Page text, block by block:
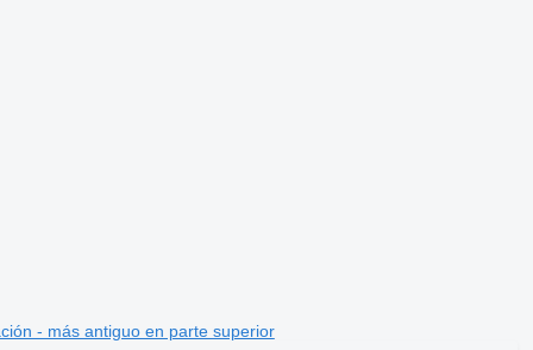
- más antiguo en parte superior